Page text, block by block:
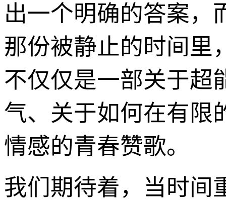
出一个明确的答案，
那份被静止的时间里
不仅仅是一部关于超
气、关于如何在有限
情感的青春赞歌。
我们期待着，当时间